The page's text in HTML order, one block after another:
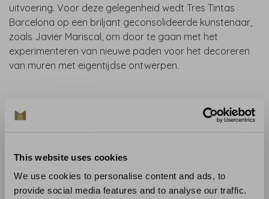
This website uses cookies
We use cookies to personalise content and ads, to
provide social media features and to analyse our traffic.
uitvoering. Voor deze gelegenheid wedt Tres Tintas
Barcelona op een briljant geconsolideerde kunstenaar,
zoals Javier Mariscal, om door te gaan met het
experimenteren van nieuwe paden voor het decoreren
van muren met eigentijdse ontwerpen.
Rapport: 53 cm / 20,86 inch
Gewicht: 150 gr / m2